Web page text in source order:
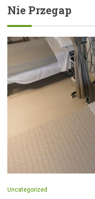
Nie Przegap
Uncategorized